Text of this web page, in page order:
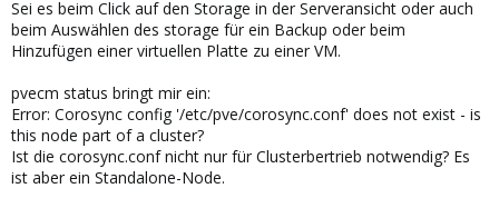
Sei es beim Click auf den Storage in der Serveransicht oder auch
beim Auswählen des storage für ein Backup oder beim
Hinzufügen einer virtuellen Platte zu einer VM.
pvecm status bringt mir ein:
Error: Corosync config '/etc/pve/corosync.conf' does not exist - is
this node part of a cluster?
Ist die corosync.conf nicht nur für Clusterbertrieb notwendig? Es
ist aber ein Standalone-Node.